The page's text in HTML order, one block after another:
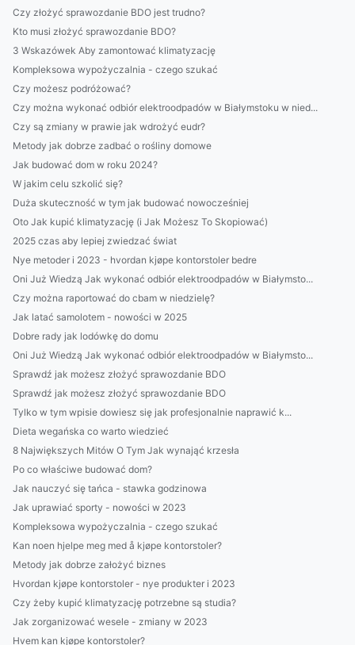
Czy złożyć sprawozdanie BDO jest trudno?
Kto musi złożyć sprawozdanie BDO?
3 Wskazówek Aby zamontować klimatyzację
Kompleksowa wypożyczalnia - czego szukać
Czy możesz podróżować?
Czy można wykonać odbiór elektroodpadów w Białymstoku w nied...
Czy są zmiany w prawie jak wdrożyć eudr?
Metody jak dobrze zadbać o rośliny domowe
Jak budować dom w roku 2024?
W jakim celu szkolić się?
Duża skuteczność w tym jak budować nowocześniej
Oto Jak kupić klimatyzację (i Jak Możesz To Skopiować)
2025 czas aby lepiej zwiedzać świat
Nye metoder i 2023 - hvordan kjøpe kontorstoler bedre
Oni Już Wiedzą Jak wykonać odbiór elektroodpadów w Białymsto...
Czy można raportować do cbam w niedzielę?
Jak latać samolotem - nowości w 2025
Dobre rady jak lodówkę do domu
Oni Już Wiedzą Jak wykonać odbiór elektroodpadów w Białymsto...
Sprawdź jak możesz złożyć sprawozdanie BDO
Sprawdź jak możesz złożyć sprawozdanie BDO
Tylko w tym wpisie dowiesz się jak profesjonalnie naprawić k...
Dieta wegańska co warto wiedzieć
8 Największych Mitów O Tym Jak wynająć krzesła
Po co właściwe budować dom?
Jak nauczyć się tańca - stawka godzinowa
Jak uprawiać sporty - nowości w 2023
Kompleksowa wypożyczalnia - czego szukać
Kan noen hjelpe meg med å kjøpe kontorstoler?
Metody jak dobrze założyć biznes
Hvordan kjøpe kontorstoler - nye produkter i 2023
Czy żeby kupić klimatyzację potrzebne są studia?
Jak zorganizować wesele - zmiany w 2023
Hvem kan kjøpe kontorstoler?